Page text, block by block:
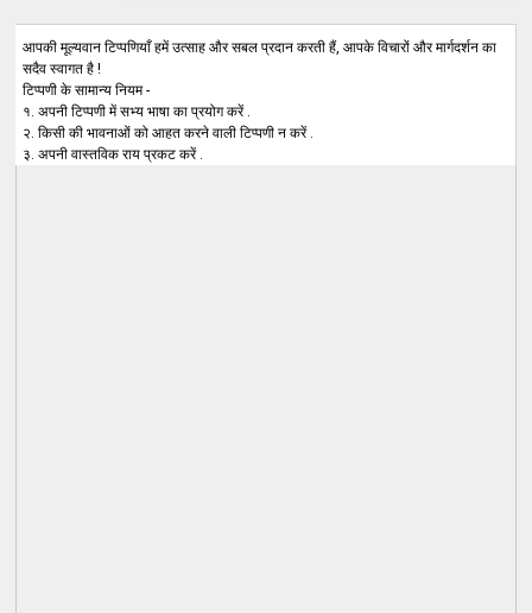
आपकी मूल्यवान टिप्पणियाँ हमें उत्साह और सबल प्रदान करती हैं, आपके विचारों और मार्गदर्शन का
सदैव स्वागत है !
टिप्पणी के सामान्य नियम -
१. अपनी टिप्पणी में सभ्य भाषा का प्रयोग करें .
२. किसी की भावनाओं को आहत करने वाली टिप्पणी न करें .
३. अपनी वास्तविक राय प्रकट करें .